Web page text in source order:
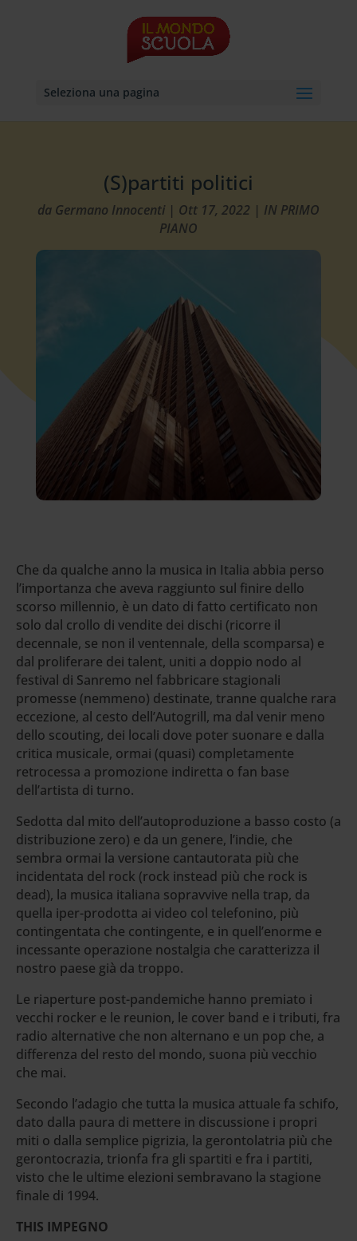
Seleziona una pagina
(S)partiti politici
da Germano Innocenti| Ott 17, 2022 | IN PRIMO
PIANO
Che da qualche anno la musica in Italia abbia perso
l’importanza che aveva raggiunto sul finire dello
scorso millennio, è un dato di fatto certificato non
solo dal crollo di vendite dei dischi (ricorre il
decennale, se non il ventennale, della scomparsa) e
dal proliferare dei talent, uniti a doppio nodo al
festival di Sanremo nel fabbricare stagionali
promesse (nemmeno) destinate, tranne qualche rara
eccezione, al cesto dell’Autogrill, ma dal venir meno
dello scouting, dei locali dove poter suonare e dalla
critica musicale, ormai (quasi) completamente
retrocessa a promozione indiretta o fan base
dell’artista di turno.
Sedotta dal mito dell’autoproduzione a basso costo (a
distribuzione zero) e da un genere, l’indie, che
sembra ormai la versione cantautorata più che
incidentata del rock (rock instead più che rock is
dead), la musica italiana sopravvive nella trap, da
quella iper-prodotta ai video col telefonino, più
contingentata che contingente, e in quell’enorme e
incessante operazione nostalgia che caratterizza il
nostro paese già da troppo.
Le riaperture post-pandemiche hanno premiato i
vecchi rocker e le reunion, le cover band e i tributi, fra
radio alternative che non alternano e un pop che, a
differenza del resto del mondo, suona più vecchio
che mai.
Secondo l’adagio che tutta la musica attuale fa schifo,
dato dalla paura di mettere in discussione i propri
miti o dalla semplice pigrizia, la gerontolatria più che
gerontocrazia, trionfa fra gli spartiti e fra i partiti,
visto che le ultime elezioni sembravano la stagione
finale di 1994.
THIS IMPEGNO